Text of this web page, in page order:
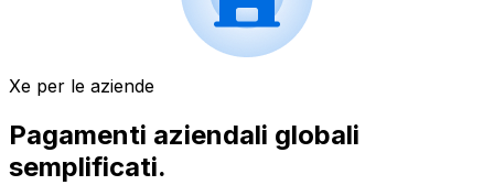
Xe per le aziende
Pagamenti aziendali globali
semplificati.